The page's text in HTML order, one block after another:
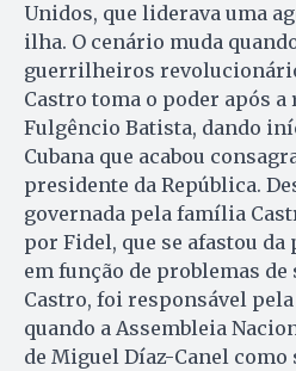
Unidos, que liderava uma
ilha. O cenário muda
guerrilheiros
Castro toma o poder após a
Fulgêncio Batista, dando
Cubana que acabou
presidente da República.
governada pela família
por Fidel, que se afastou
em função de problemas de
Castro, foi responsável pela
quando a Assembleia
de Miguel Díaz-Canel como